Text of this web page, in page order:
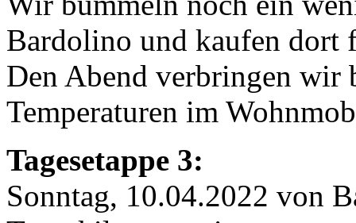
Bardolino und kaufen dort
Den Abend verbringen wir
Temperaturen im
Tagesetappe 3:
Sonntag, 10.04.2022 von